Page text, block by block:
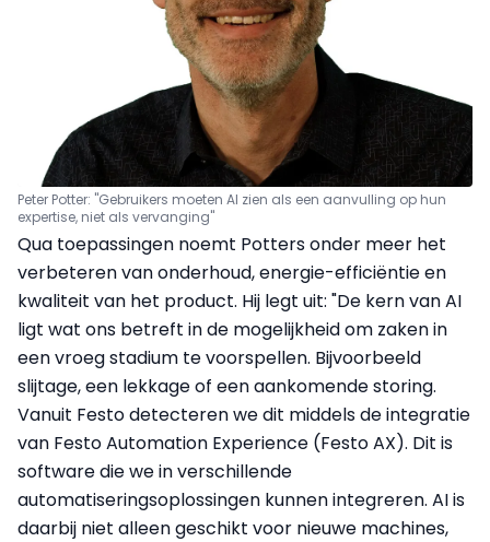
Peter Potter: "Gebruikers moeten AI zien als een aanvulling op hun
expertise, niet als vervanging"
Qua toepassingen noemt Potters onder meer het
verbeteren van onderhoud, energie-efficiëntie en
kwaliteit van het product. Hij legt uit: "De kern van AI
ligt wat ons betreft in de mogelijkheid om zaken in
een vroeg stadium te voorspellen. Bijvoorbeeld
slijtage, een lekkage of een aankomende storing.
Vanuit Festo detecteren we dit middels de integratie
van Festo Automation Experience (Festo AX). Dit is
software die we in verschillende
automatiseringsoplossingen kunnen integreren. AI is
daarbij niet alleen geschikt voor nieuwe machines,